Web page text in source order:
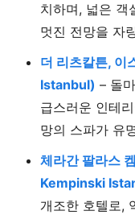
치하며, 넓은 객
멋진 전망을 자
더 리츠칼튼,
Istanbul) – 돌
급스러운 인테
망의 스파가 유
체라간 팔라스
Kempinski
개조한 호텔로,